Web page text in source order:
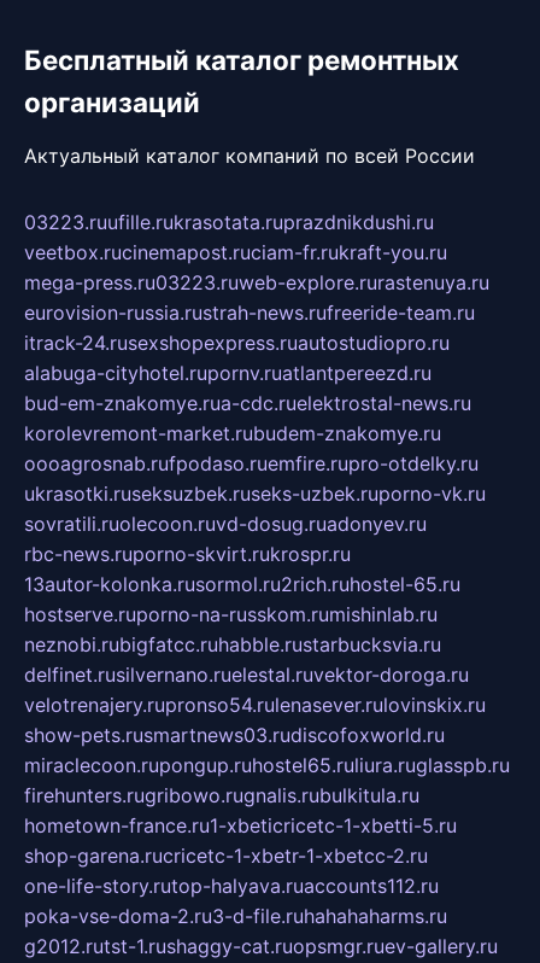
Бесплатный каталог ремонтных
организаций
Актуальный каталог компаний по всей России
03223.ruufille.rukrasotata.ruprazdnikdushi.ru
veetbox.rucinemapost.ruciam-fr.rukraft-you.ru
mega-press.ru03223.ruweb-explore.rurastenuya.ru
eurovision-russia.rustrah-news.rufreeride-team.ru
itrack-24.rusexshopexpress.ruautostudiopro.ru
alabuga-cityhotel.rupornv.ruatlantpereezd.ru
bud-em-znakomye.rua-cdc.ruelektrostal-news.ru
korolevremont-market.rubudem-znakomye.ru
oooagrosnab.rufpodaso.ruemfire.rupro-otdelky.ru
ukrasotki.ruseksuzbek.ruseks-uzbek.ruporno-vk.ru
sovratili.ruolecoon.ruvd-dosug.ruadonyev.ru
rbc-news.ruporno-skvirt.rukrospr.ru
13autor-kolonka.rusormol.ru2rich.ruhostel-65.ru
hostserve.ruporno-na-russkom.rumishinlab.ru
neznobi.rubigfatcc.ruhabble.rustarbucksvia.ru
delfinet.rusilvernano.ruelestal.ruvektor-doroga.ru
velotrenajery.rupronso54.rulenasever.rulovinskix.ru
show-pets.rusmartnews03.rudiscofoxworld.ru
miraclecoon.rupongup.ruhostel65.ruliura.ruglasspb.ru
firehunters.rugribowo.rugnalis.rubulkitula.ru
hometown-france.ru1-xbeticricetc-1-xbetti-5.ru
shop-garena.rucricetc-1-xbetr-1-xbetcc-2.ru
one-life-story.rutop-halyava.ruaccounts112.ru
poka-vse-doma-2.ru3-d-file.ruhahahaharms.ru
g2012.rutst-1.rushaggy-cat.ruopsmgr.ruev-gallery.ru